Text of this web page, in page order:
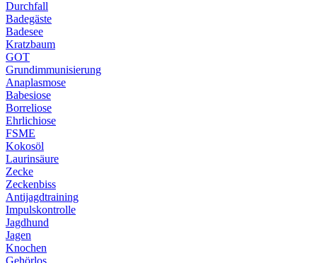
Durchfall
Badegäste
Badesee
Kratzbaum
GOT
Grundimmunisierung
Anaplasmose
Babesiose
Borreliose
Ehrlichiose
FSME
Kokosöl
Laurinsäure
Zecke
Zeckenbiss
Antijagdtraining
Impulskontrolle
Jagdhund
Jagen
Knochen
Gehörlos